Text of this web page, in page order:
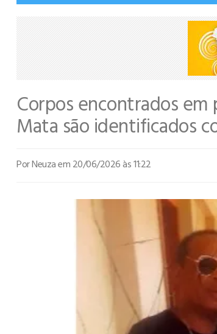
Corpos encontrados
Mata são identificados
Por Neuzaem 20/06/2026 às 11:22